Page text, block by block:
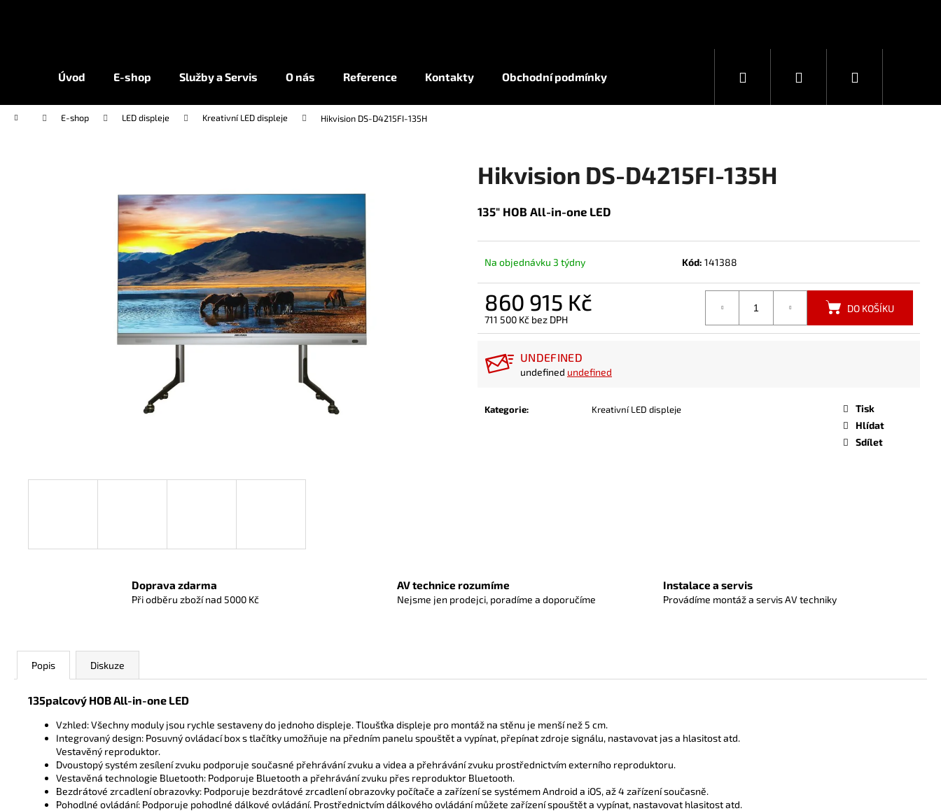
Úvod E-shop Služby a Servis O nás Reference Kontakty Obchodní podmínky Hledat PřihlášeníNákupní
Domů E-shop LED displeje Kreativní LED displeje Hikvision DS-D4215FI-135H
Hikvision DS-D4215FI-135H
135" HOB All-in-one LED
Na objednávku 3 týdny Kód: 141388
860 915 Kč
711 500 Kč bez DPH
Měrná
DO KOŠÍKU
UNDEFINED
undefined undefined
Kategorie: Kreativní LED displeje
Tisk
Hlídat
Sdílet
Doprava zdarma
Při odběru zboží nad 5000 Kč
AV technice rozumíme
Nejsme jen prodejci, poradíme a doporučíme
Instalace a servis
Provádíme montáž a servis AV techniky
Popis Diskuze
135palcový HOB All-in-one LED
Vzhled: Všechny moduly jsou rychle sestaveny do jednoho displeje. Tloušťka displeje pro montáž na stěnu je menší než 5 cm.
Integrovaný design: Posuvný ovládací box s tlačítky umožňuje na předním panelu spouštět a vypínat, přepínat zdroje signálu, nastavovat jas a hlasitost atd.
Vestavěný reproduktor.
Dvoustopý systém zesílení zvuku podporuje současné přehrávání zvuku a videa a přehrávání zvuku prostřednictvím externího reproduktoru.
Vestavěná technologie Bluetooth: Podporuje Bluetooth a přehrávání zvuku přes reproduktor Bluetooth.
Bezdrátové zrcadlení obrazovky: Podporuje bezdrátové zrcadlení obrazovky počítače a zařízení se systémem Android a iOS, až 4 zařízení současně.
Pohodlné ovládání: Podporuje pohodlné dálkové ovládání. Prostřednictvím dálkového ovládání můžete zařízení spouštět a vypínat, nastavovat hlasitost atd.
obchodu
obchodu
Co potřebujete najít?